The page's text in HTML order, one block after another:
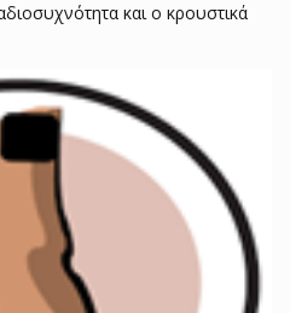
και ο κρουστικά